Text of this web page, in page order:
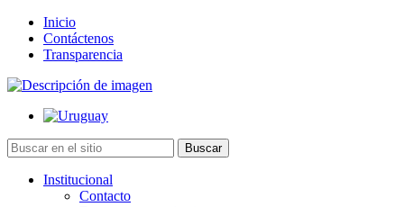
Inicio
Contáctenos
Transparencia
Institucional
Contacto